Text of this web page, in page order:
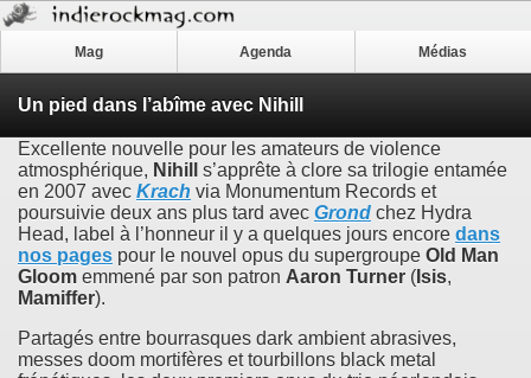
Mag Agenda Médias
Un pied dans l’abîme avec Nihill
Excellente nouvelle pour les amateurs de violence
atmosphérique, Nihill
s’apprête à clore sa trilogie entamée
en 2007 avec Krach via Monumentum Records et
poursuivie deux ans plus tard avec Grond chez Hydra
Head, label à l’honneur il y a quelques jours encore dans
nos pages pour le nouvel opus du supergroupe Old Man
Gloom emmené par son patron Aaron Turner ( Isis,
Mamiffer).
Partagés entre bourrasques dark ambient abrasives,
messes doom mortifères et tourbillons black metal